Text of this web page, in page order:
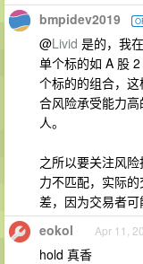
bmpidev2019
@Livid 是的，我
单个标的如 A 股
个标的的组合，
合风险承受能力
人。
之所以要关注风
力不匹配，实际
差，因为交易者可
eokol Apr 11,
hold 真香